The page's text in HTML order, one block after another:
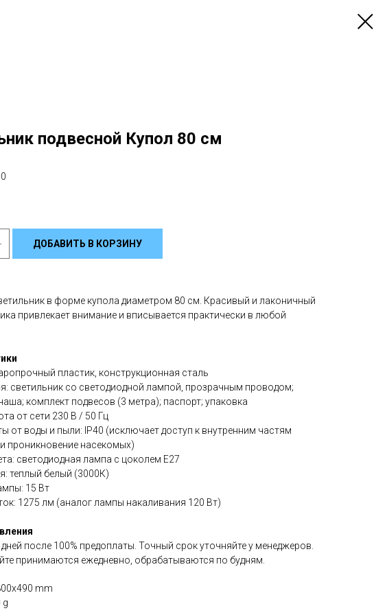
подвесной Купол 80 см
ДОБАВИТЬ В КОРЗИНУ
в форме купола диаметром 80 см. Красивый и лаконичный
привлекает внимание и вписывается практически в любой
пластик, конструкционная сталь
светильник со светодиодной лампой, прозрачным проводом;
комплект подвесов (3 метра); паспорт; упаковка
от сети 230 В / 50 Гц
от воды и пыли: IP40 (исключает доступ к внутренним частям
проникновение насекомых)
светодиодная лампа с цоколем Е27
теплый белый (3000К)
15 Вт
1275 лм (аналог лампы накаливания 120 Вт)
после 100% предоплаты. Точный срок уточняйте у менеджеров.
принимаются ежедневно, обрабатываются по будням.
mm
g